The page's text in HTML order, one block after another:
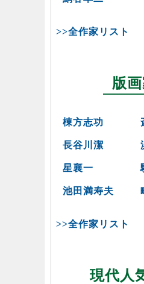
>>全作家リスト
版
棟方志功
長谷川潔
星襄一
池田満寿夫
>>全作家リスト
現代人